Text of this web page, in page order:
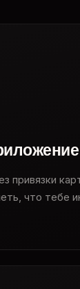
привязки
что тебе